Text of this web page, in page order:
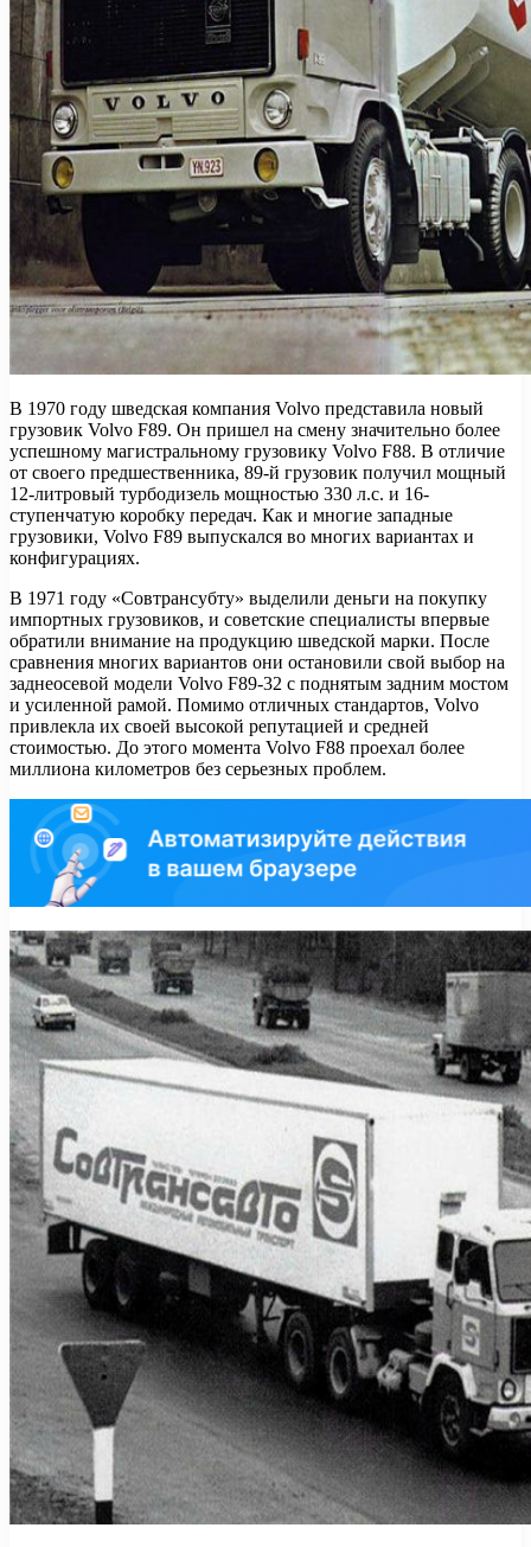
В 1970 году шведская компания Volvo представила новый
грузовик Volvo F89. Он пришел на смену значительно более
успешному магистральному грузовику Volvo F88. В отличие
от своего предшественника, 89-й грузовик получил мощный
12-литровый турбодизель мощностью 330 л.с. и 16-
ступенчатую коробку передач. Как и многие западные
грузовики, Volvo F89 выпускался во многих вариантах и
конфигурациях.
В 1971 году «Совтрансубту» выделили деньги на покупку
импортных грузовиков, и советские специалисты впервые
обратили внимание на продукцию шведской марки. После
сравнения многих вариантов они остановили свой выбор на
заднеосевой модели Volvo F89-32 с поднятым задним мостом
и усиленной рамой. Помимо отличных стандартов, Volvo
привлекла их своей высокой репутацией и средней
стоимостью. До этого момента Volvo F88 проехал более
миллиона километров без серьезных проблем.